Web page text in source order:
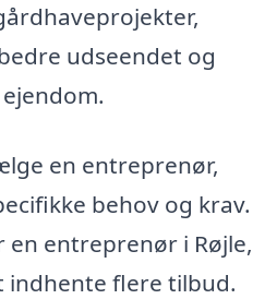
udseendet og
en entreprenør,
behov og krav.
en entreprenør i Røjle,
indhente flere tilbud.